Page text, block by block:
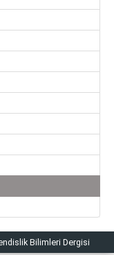
Bilimleri Dergisi